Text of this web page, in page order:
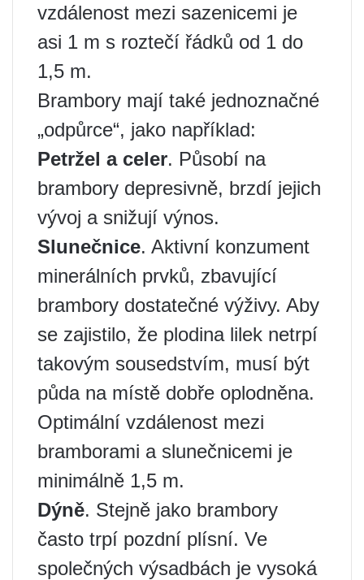
vzdálenost mezi sazenicemi je
asi 1 m s roztečí řádků od 1 do
1,5 m.
Brambory mají také jednoznačné
„odpůrce“, jako například:
Petržel a celer. Působí na
brambory depresivně, brzdí jejich
vývoj a snižují výnos.
Slunečnice. Aktivní konzument
minerálních prvků, zbavující
brambory dostatečné výživy. Aby
se zajistilo, že plodina lilek netrpí
takovým sousedstvím, musí být
půda na místě dobře oplodněna.
Optimální vzdálenost mezi
bramborami a slunečnicemi je
minimálně 1,5 m.
Dýně. Stejně jako brambory
často trpí pozdní plísní. Ve
společných výsadbách je vysoká